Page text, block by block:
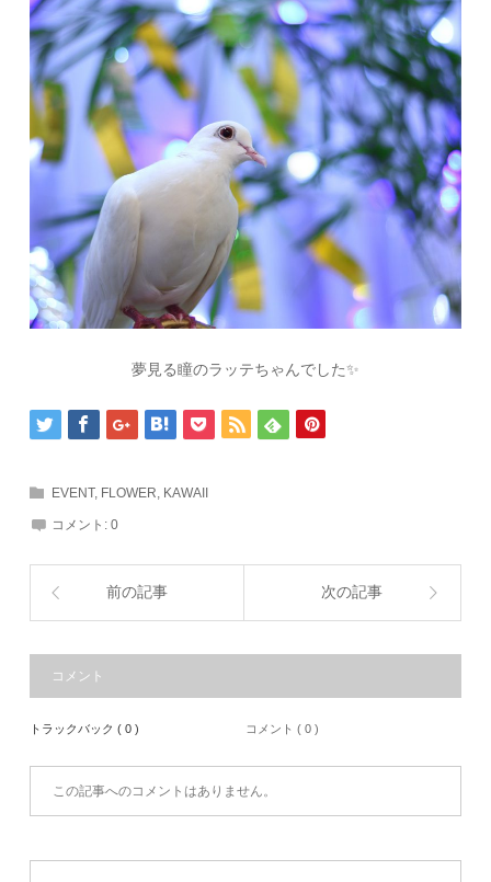
夢見る瞳のラッテちゃんでした✨
EVENT, FLOWER KAWAII
コメント:0
前の記事 次の記事
コメント
トラックバック ( 0 ) コメント ( 0 )
この記事へのコメントはありません。